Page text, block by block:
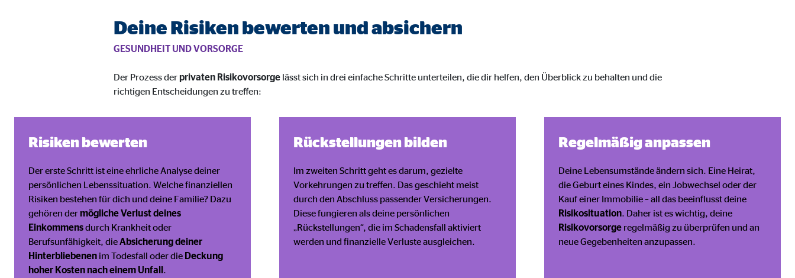
Deine Risiken bewerten und absichern
GESUNDHEIT UND VORSORGE
Der Prozess derprivaten Risikovorsorge lässt sich in drei einfache Schritte unterteilen, die dir helfen, den Überblick zu behalten und die
richtigen Entscheidungen zu treffen:
Risiken bewerten
Der erste Schritt ist eine ehrliche Analyse deiner
persönlichen Lebenssituation. Welche finanziellen
Risiken bestehen für dich und deine Familie? Dazu
gehören der mögliche Verlust deines
Einkommensdurch Krankheit oder
Berufsunfähigkeit, dieAbsicherung deiner
Hinterbliebenen im Todesfall oder die Deckung
hoher Kosten nach einem Unfall.
Rückstellungen bilden
Im zweiten Schritt geht es darum, gezielte
Vorkehrungen zu treffen. Das geschieht meist
durch den Abschluss passender Versicherungen.
Diese fungieren als deine persönlichen
„Rückstellungen“, die im Schadensfall aktiviert
werden und finanzielle Verluste ausgleichen.
Regelmäßig anpassen
Deine Lebensumstände ändern sich. Eine Heirat,
die Geburt eines Kindes, ein Jobwechsel oder der
Kauf einer Immobilie – all das beeinflusst deine
Risikosituation. Daher ist es wichtig, deine
Risikovorsorge regelmäßig zu überprüfen und an
neue Gegebenheiten anzupassen.
Name:
Anbieter: LongTail Ad Solutions Inc.
Zweck: Einbinden von Videos
Cookie Laufzeit:
ProvenExpert | Empfänger: OVB, Expert Systems AG
Name: